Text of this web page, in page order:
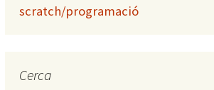
scratch/programació
Cerca